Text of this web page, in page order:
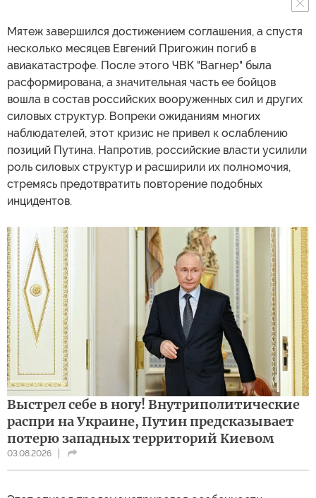
Мятеж завершился достижением соглашения, а спустя
несколько месяцев Евгений Пригожин погиб в
авиакатастрофе. После этого ЧВК "Вагнер" была
расформирована, а значительная часть ее бойцов
вошла в состав российских вооруженных сил и других
силовых структур. Вопреки ожиданиям многих
наблюдателей, этот кризис не привел к ослаблению
позиций Путина. Напротив, российские власти усилили
роль силовых структур и расширили их полномочия,
стремясь предотвратить повторение подобных
инцидентов.
Выстрел себе в ногу! Внутриполитические
распри на Украине, Путин предсказывает
потерю западных территорий Киевом
03.08.2026